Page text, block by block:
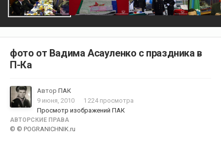
фото от Вадима Асауленко с праздника в
П-Ка
Автор ПАК
9 июня, 2010
1 224 просмотра
Просмотр изображений ПАК
АВТОРСКИЕ ПРАВА
© © POGRANICHNIK.ru